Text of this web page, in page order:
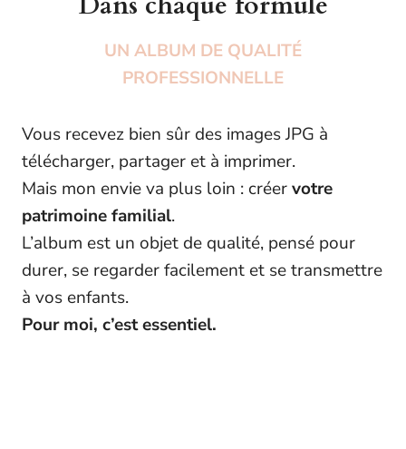
UN ALBUM DE QUALITÉ
PROFESSIONNELLE
Vous recevez bien sûr des images JPG à
télécharger, partager et à imprimer.
Mais mon envie va plus loin : créervotre
patrimoine familial.
L’album est un objet de qualité, pensé pour
durer, se regarder facilement et se transmettre
à vos enfants.
Pour moi, c’est essentiel.